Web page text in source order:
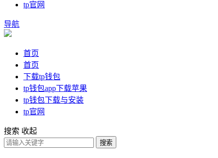
tp官网
导航
首页
首页
下载tp钱包
tp钱包app下载苹果
tp钱包下载与安装
tp官网
搜索 收起
搜索